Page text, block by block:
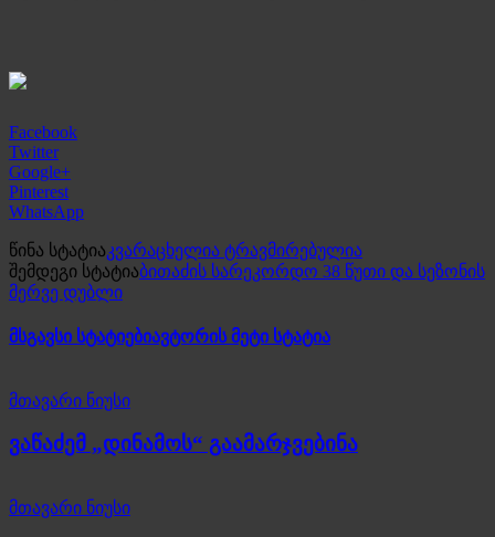
Facebook
Twitter
Google+
Pinterest
WhatsApp
წინა სტატიაკვარაცხელია ტრავმირებულია
შემდეგი სტატიაბითაძის სარეკორდო 38 წუთი და სეზონის
მერვე დუბლი
მსგავსი სტატიებიავტორის მეტი სტატია
მთავარი ნიუსი
ვაწაძემ „დინამოს“ გაამარჯვებინა
მთავარი ნიუსი